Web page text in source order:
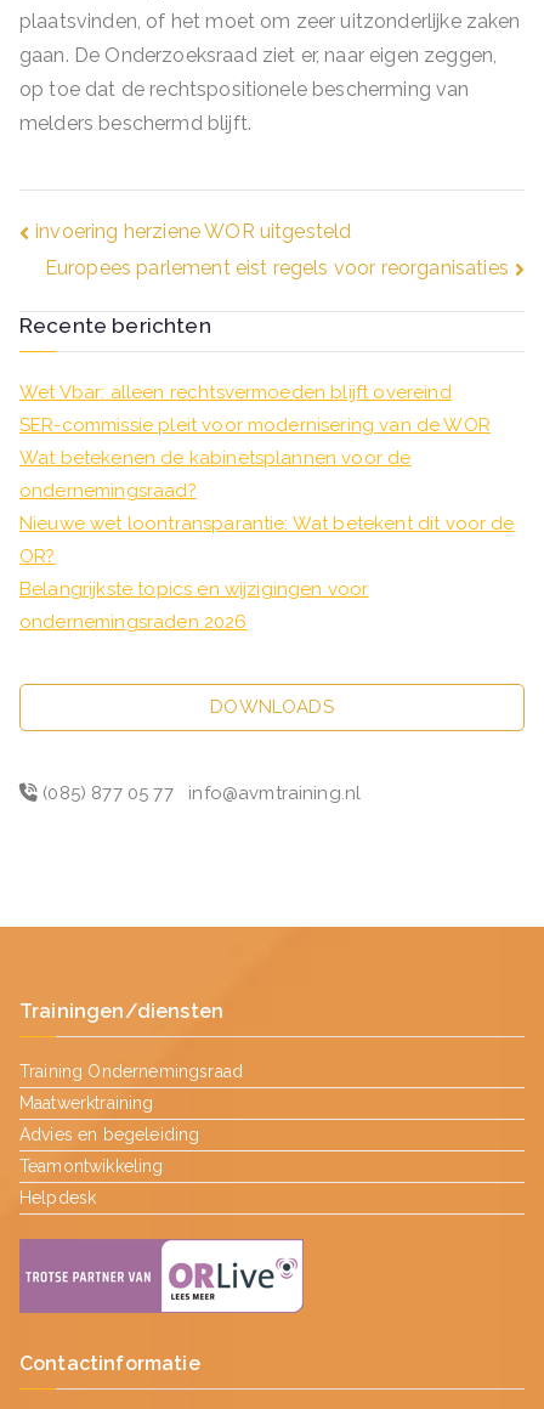
plaatsvinden, of het moet om zeer uitzonderlijke zaken
gaan. De Onderzoeksraad ziet er, naar eigen zeggen,
op toe dat de rechtspositionele bescherming van
melders beschermd blijft.
Bericht
navigatie
invoering herziene WOR uitgesteld
Europees parlement eist regels voor reorganisaties
Recente berichten
Wet Vbar: alleen rechtsvermoeden blijft overeind
SER-commissie pleit voor modernisering van de WOR
Wat betekenen de kabinetsplannen voor de
ondernemingsraad?
Nieuwe wet loontransparantie: Wat betekent dit voor de
OR?
Belangrijkste topics en wijzigingen voor
ondernemingsraden 2026
DOWNLOADS
(085) 877 05 77 info@avmtraining.nl
Trainingen/diensten
Training Ondernemingsraad
Maatwerktraining
Advies en begeleiding
Teamontwikkeling
Helpdesk
Contactinformatie